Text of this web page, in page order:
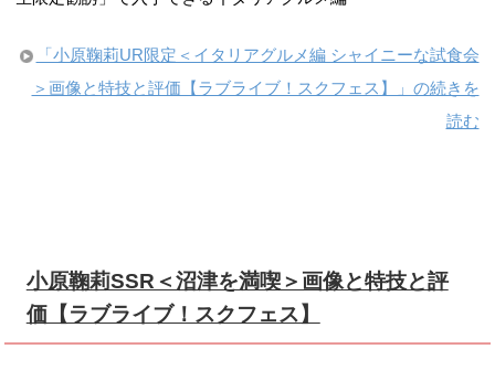
「小原鞠莉UR限定＜イタリアグルメ編 シャイニーな試食会
＞画像と特技と評価【ラブライブ！スクフェス】」の続きを
読む
小原鞠莉SSR＜沼津を満喫＞画像と特技と評
価【ラブライブ！スクフェス】